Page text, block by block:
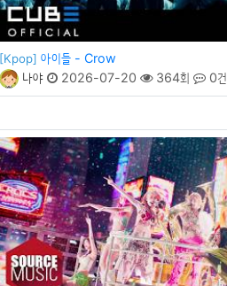
[Kpop] 아이들 - Crow
나야
2026-07-20 364회 0건